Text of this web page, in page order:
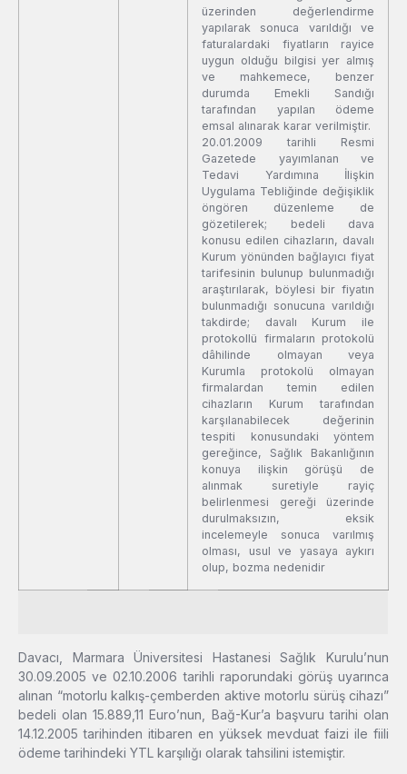
üzerinden değerlendirme
yapılarak sonuca varıldığı ve
faturalardaki fiyatların rayice
uygun olduğu bilgisi yer almış
ve mahkemece, benzer
durumda Emekli Sandığı
tarafından yapılan ödeme
emsal alınarak karar verilmiştir.
20.01.2009 tarihli Resmi
Gazetede yayımlanan ve
Tedavi Yardımına İlişkin
Uygulama Tebliğinde değişiklik
öngören düzenleme de
gözetilerek; bedeli dava
konusu edilen cihazların, davalı
Kurum yönünden bağlayıcı fiyat
tarifesinin bulunup bulunmadığı
araştırılarak, böylesi bir fiyatın
bulunmadığı sonucuna varıldığı
takdirde; davalı Kurum ile
protokollü firmaların protokolü
dâhilinde olmayan veya
Kurumla protokolü olmayan
firmalardan temin edilen
cihazların Kurum tarafından
karşılanabilecek değerinin
tespiti konusundaki yöntem
gereğince, Sağlık Bakanlığının
konuya ilişkin görüşü de
alınmak suretiyle rayiç
belirlenmesi gereği üzerinde
durulmaksızın, eksik
incelemeyle sonuca varılmış
olması, usul ve yasaya aykırı
olup, bozma nedenidir
Davacı, Marmara Üniversitesi Hastanesi Sağlık Kurulu’nun
30.09.2005 ve 02.10.2006 tarihli raporundaki görüş uyarınca
alınan “motorlu kalkış-çemberden aktive motorlu sürüş cihazı”
bedeli olan 15.889,11 Euro’nun, Bağ-Kur’a başvuru tarihi olan
14.12.2005 tarihinden itibaren en yüksek mevduat faizi ile fiili
ödeme tarihindeki YTL karşılığı olarak tahsilini istemiştir.